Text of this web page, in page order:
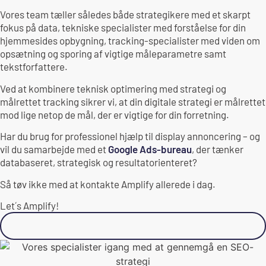
Vores team tæller således både strategikere med et skarpt
fokus på data, tekniske specialister med forståelse for din
hjemmesides opbygning, tracking-specialister med viden om
opsætning og sporing af vigtige måleparametre samt
tekstforfattere.
Ved at kombinere teknisk optimering med strategi og
målrettet tracking sikrer vi, at din digitale strategi er målrettet
mod lige netop de mål, der er vigtige for din forretning.
Har du brug for professionel hjælp til display annoncering – og
vil du samarbejde med et Google Ads-bureau, der tænker
databaseret, strategisk og resultatorienteret?
Så tøv ikke med at kontakte Amplify allerede i dag.
Let´s Amplify!